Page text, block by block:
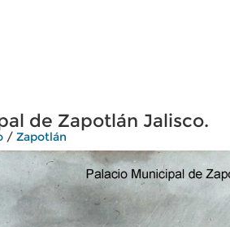
de Zapotlán Jalisco.
/ Zapotlán